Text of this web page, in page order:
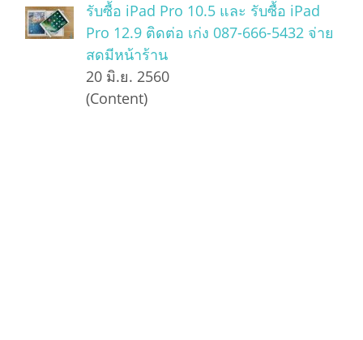
รับซื้อ iPad Pro 10.5 และ รับซื้อ iPad
Pro 12.9 ติดต่อ เก่ง 087-666-5432 จ่าย
สดมีหน้าร้าน
20 มิ.ย. 2560
(Content)